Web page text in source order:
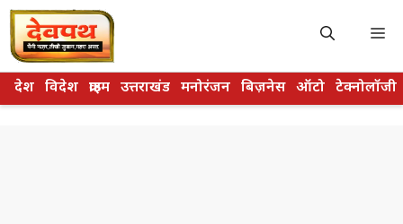
Skip
to
content
देश विदेश क्राइम उत्तराखंड मनोरंजन बिज़नेस ऑटो टेक्नोलॉजी